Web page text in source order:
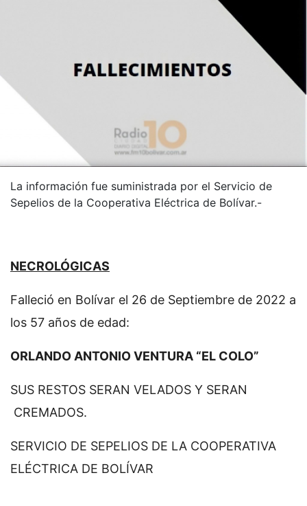
La información fue suministrada por el Servicio de
Sepelios de la Cooperativa Eléctrica de Bolívar.-
NECROLÓGICAS
Falleció en Bolívar el 26 de Septiembre de 2022 a
los 57 años de edad:
ORLANDO ANTONIO VENTURA “EL COLO”
SUS RESTOS SERAN VELADOS Y SERAN
CREMADOS.
SERVICIO DE SEPELIOS DE LA COOPERATIVA
ELÉCTRICA DE BOLÍVAR